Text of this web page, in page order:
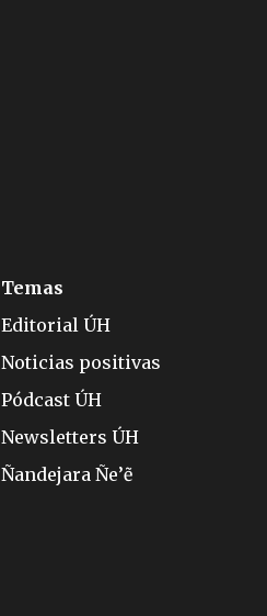
Temas
Editorial ÚH
Noticias positivas
Pódcast ÚH
Newsletters ÚH
Ñandejara Ñe’ẽ